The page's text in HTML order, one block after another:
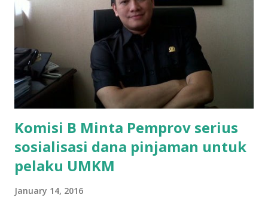
kerja sebagai pembantu rumah tangga. Tolong dibantu mas,
agar uang bisa kembali,"ungkapnya. Perihal adanya
penarikan uang iuran untuk pembangunan gedung sekolah,
dibenarkan oleh Atika Fadhilah siswa kelas XI saat
diwawancarai. "Benar, bilangnya wajib Rp 1,5 juta dan waktu
terakh...
Komisi B Minta Pemprov serius
sosialisasi dana pinjaman untuk
pelaku UMKM
January 14, 2016